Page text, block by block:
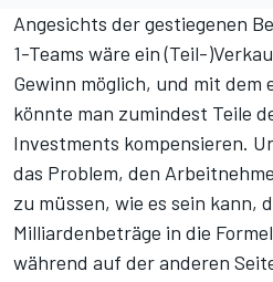
Angesichts der gestiegenen
1-Teams wäre ein (Teil-
Gewinn möglich, und mit dem
könnte man zumindest Teile
Investments kompensieren.
das Problem, den
zu müssen, wie es sein kann,
Milliardenbeträge in die
während auf der anderen